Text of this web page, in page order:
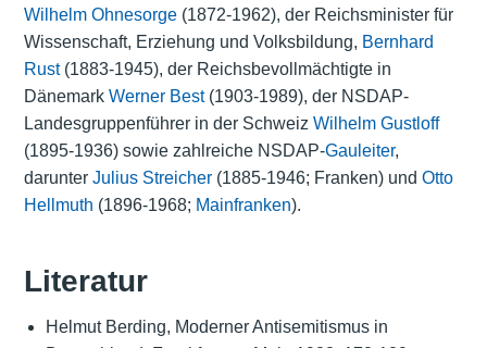
Wilhelm Ohnesorge(1872-1962), der Reichsminister für
Wissenschaft, Erziehung und Volksbildung, Bernhard
Rust(1883-1945), der Reichsbevollmächtigte in
Dänemark Werner Best(1903-1989), der NSDAP-
Landesgruppenführer in der Schweiz Wilhelm Gustloff
(1895-1936) sowie zahlreiche NSDAP-Gauleiter,
darunter Julius Streicher(1885-1946; Franken) und Otto
Hellmuth (1896-1968; Mainfranken).
Literatur
Helmut Berding, Moderner Antisemitismus in